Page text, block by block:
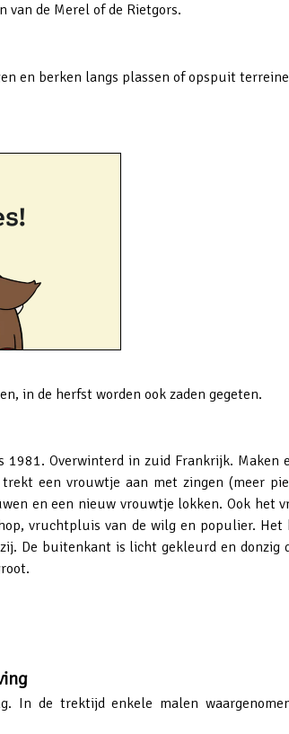
van de Merel of de Rietgors.
en berken langs plassen of opspuit
in de herfst worden ook zaden gegeten.
1981. Overwinterd in zuid Frankrijk.
een vrouwtje aan met zingen (meer
en een nieuw vrouwtje lokken. Ook
vruchtpluis van de wilg en populier.
De buitenkant is licht gekleurd en
In de trektijd enkele malen